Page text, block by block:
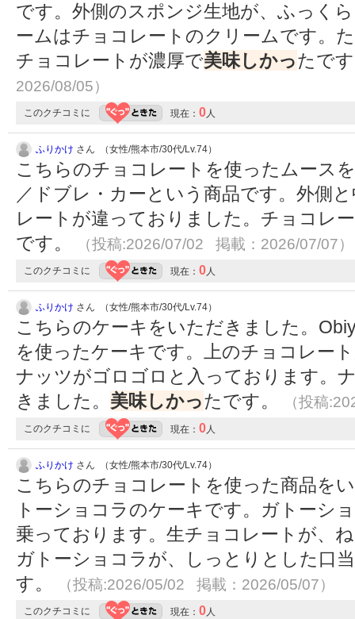
です。外側のスポンジ生地が、ふっく
ームはチョコレートのクリームです。
チョコレートが濃厚で美味しかったで
2026/08/05）
このクチコミに 現在： 0人
ふりかけ さん （女性/熊本市/30代/Lv.74）
こちらのチョコレートを使ったムース
／ドブレ・カーという商品です。外側
レートが違っておりました。チョコレ
です。
（投稿:2026/07/02 掲載：2026/07/07）
このクチコミに 現在： 0人
ふりかけ さん （女性/熊本市/30代/Lv.74）
こちらのケーキをいただきました。
を使ったケーキです。上のチョコレー
ナッツがゴロゴロと入っております。
きました。 美味しかったです。 （投稿
このクチコミに 現在： 0人
ふりかけ さん （女性/熊本市/30代/Lv.74）
こちらのチョコレートを使った商品を
トーショコラのケーキです。ガトーシ
乗っております。生チョコレートが、
ガトーショコラが、しっとりとした口
す。
（投稿:2026/05/02 掲載：2026/05/07）
このクチコミに 現在： 0人